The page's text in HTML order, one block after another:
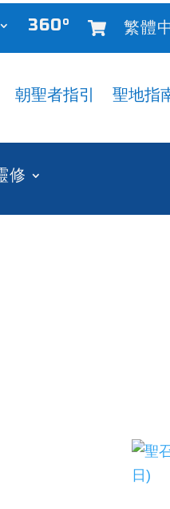
360° 繁體
朝聖者指引 聖地指
修